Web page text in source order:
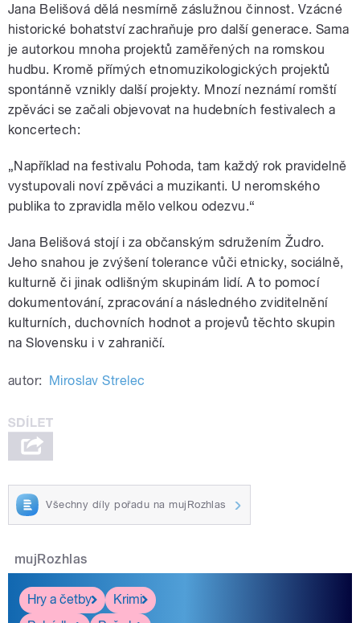
Jana Belišová dělá nesmírně záslužnou činnost. Vzácné
historické bohatství zachraňuje pro další generace. Sama
je autorkou mnoha projektů zaměřených na romskou
hudbu. Kromě přímých etnomuzikologických projektů
spontánně vznikly další projekty. Mnozí neznámí romští
zpěváci se začali objevovat na hudebních festivalech a
koncertech:
„Například na festivalu Pohoda, tam každý rok pravidelně
vystupovali noví zpěváci a muzikanti. U neromského
publika to zpravidla mělo velkou odezvu.“
Jana Belišová stojí i za občanským sdružením Žudro.
Jeho snahou je zvýšení tolerance vůči etnicky, sociálně,
kulturně či jinak odlišným skupinám lidí. A to pomocí
dokumentování, zpracování a následného zviditelnění
kulturních, duchovních hodnot a projevů těchto skupin
na Slovensku i v zahraničí.
autor: Miroslav Strelec
Všechny díly pořadu na mujRozhlas
mujRozhlas
Hry a četby
Krimi